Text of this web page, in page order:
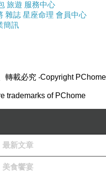
旅遊 服務中心
雜誌 星座命理 會員中心
簡訊
轉載必究 ‧Copyright PChome
trademarks of PChome
最新文章
美食饗宴